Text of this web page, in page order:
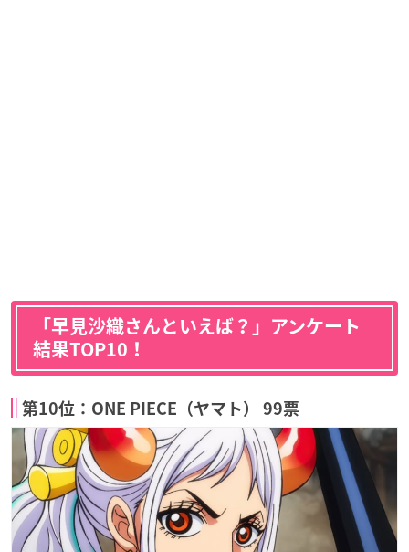
「早見沙織さんといえば？」アンケート
結果TOP10！
第10位：ONE PIECE（ヤマト） 99票